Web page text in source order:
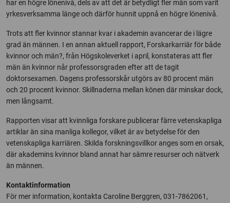
har en högre lönenivå, dels av att det är betydligt fler män som varit
yrkesverksamma länge och därför hunnit uppnå en högre lönenivå.
Trots att fler kvinnor stannar kvar i akademin avancerar de i lägre
grad än männen. I en annan aktuell rapport, Forskarkarriär för både
kvinnor och män?, från Högskoleverket i april, konstateras att fler
män än kvinnor når professorsgraden efter att de tagit
doktorsexamen. Dagens professorskår utgörs av 80 procent män
och 20 procent kvinnor. Skillnaderna mellan könen där minskar dock,
men långsamt.
Rapporten visar att kvinnliga forskare publicerar färre vetenskapliga
artiklar än sina manliga kollegor, vilket är av betydelse för den
vetenskapliga karriären. Skilda forskningsvillkor anges som en orsak,
där akademins kvinnor bland annat har sämre resurser och nätverk
än männen.
Kontaktinformation
För mer information, kontakta Caroline Berggren, 031-7862061,